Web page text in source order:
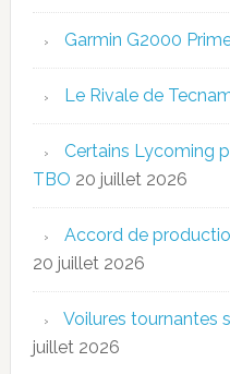
Garmin G2000
Le Rivale de
Certains Lycoming
TBO 20 juillet 2026
Accord de
20 juillet 2026
Voilures tournantes
juillet 2026